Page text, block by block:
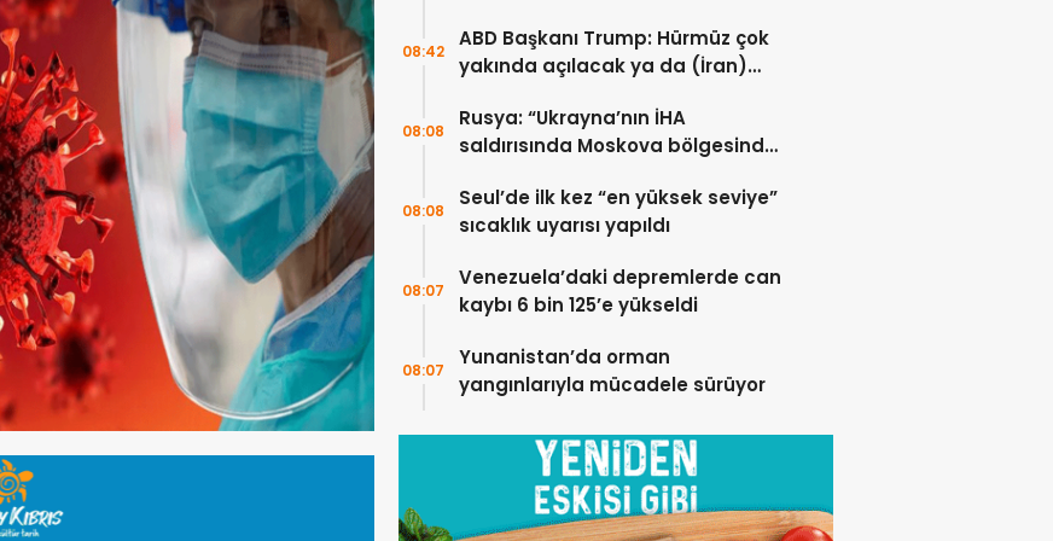
ABD Başkanı Trump: Hürmüz çok
yakında açılacak ya da (İran)
08:42
Rusya: “Ukrayna’nın İHA
saldırısında Moskova bölgesinde
08:08
Seul’de ilk kez “en yüksek seviye”
sıcaklık uyarısı yapıldı
08:08
Venezuela’daki depremlerde can
kaybı 6 bin 125’e yükseldi
08:07
Yunanistan’da orman
yangınlarıyla mücadele sürüyor
08:07